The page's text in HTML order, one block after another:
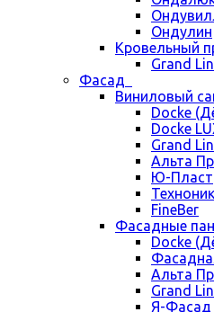
Ондулин
Кровельный
Grand
Фасад
Виниловый
Docke
Docke
Grand
Альта
Ю-Пласт
FineBer
Фасадные
Docke
Альта
Grand
Я-Фасад